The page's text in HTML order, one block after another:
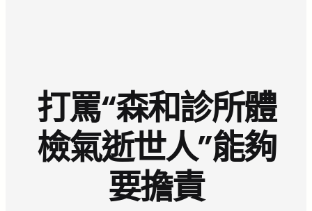
打罵“森和診所體
檢氣逝世人”能夠
要擔責